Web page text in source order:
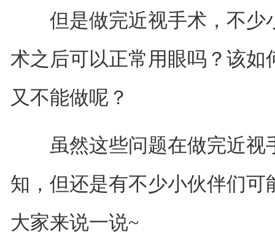
但是做完近视手术，不少
术之后可以正常用眼吗？该
又不能做呢？
虽然这些问题在做完近视
知，但还是有不少小伙伴们
大家来说一说~